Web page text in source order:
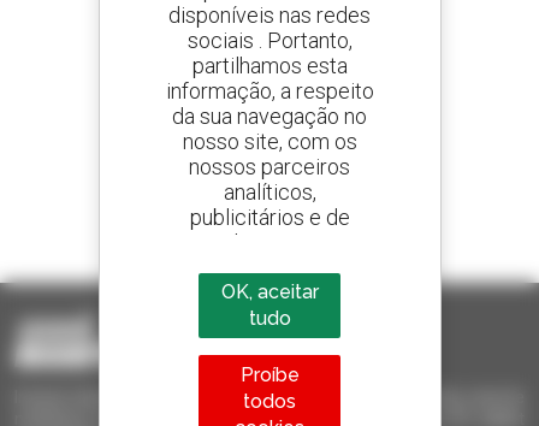
800 concessionários
A Manitou em todo o mundo
1 em cada 4 telescópicos
vendido no mundo é um manitou
Invia le richieste a più concessionari contemporaneamente, ricevi le
notifiche in base agli alert impostati. Tutto questo dal tuo PC, tablet
disponíveis nas redes
sociais . Portanto,
partilhamos esta
informação, a respeito
da sua navegação no
nosso site, com os
nossos parceiros
analíticos,
publicitários e de
redes sociais
OK, aceitar
tudo
Proíbe
todos